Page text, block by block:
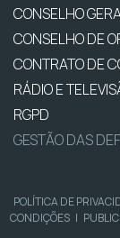
CONSELHO
CONSELHO DE
CONTRATO DE
RÁDIO E
RGPD
GESTÃO DAS
POLÍTICA DE
CONDIÇÕES |